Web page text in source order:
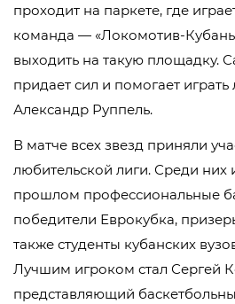
проходит на паркете, где
команда — «Локомотив-
выходить на такую площадку.
придает сил и помогает
Александр Руппель.
В матче всех звезд приняли
любительской лиги. Среди них
прошлом профессиональные
победители Еврокубка,
также студенты кубанских
Лучшим игроком стал Сергей
представляющий